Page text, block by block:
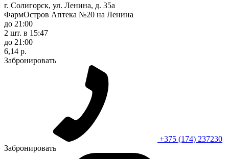
г. Солигорск, ул. Ленина, д. 35а
ФармОстров Аптека №20 на Ленина
до 21:00
2 шт. в 15:47
до 21:00
6,14 р.
Забронировать
+375 (174) 237230
Забронировать